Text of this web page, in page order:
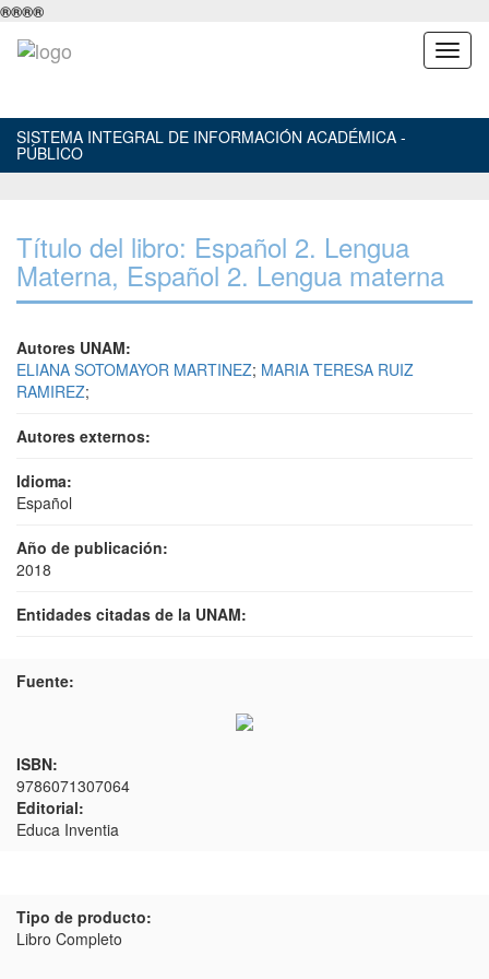
®®®®
SISTEMA INTEGRAL DE INFORMACIÓN ACADÉMICA -
PÚBLICO
Título del libro: Español 2. Lengua
Materna, Español 2. Lengua materna
Autores UNAM:
ELIANA SOTOMAYOR MARTINEZ; MARIA TERESA RUIZ
RAMIREZ;
Autores externos:
Idioma:
Español
Año de publicación:
2018
Entidades citadas de la UNAM:
Fuente:
ISBN:
9786071307064
Editorial:
Educa Inventia
Tipo de producto:
Libro Completo